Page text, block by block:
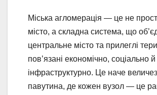
Міська агломерація — це не
місто, а складна система, що
центральне місто та прилеглі
пов’язані економічно, соціально й
інфраструктурно. Це наче
павутина, де кожен вузол — це